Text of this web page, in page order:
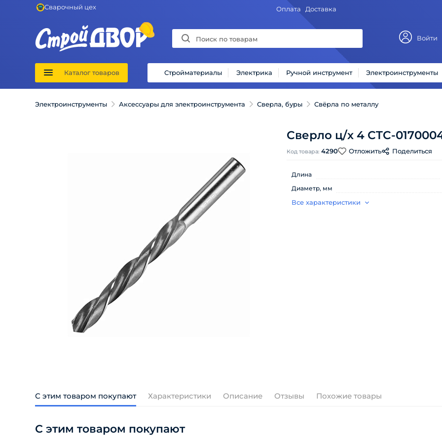
Сварочный цех Оплата Доставка
Войти
Каталог товаров Стройматериалы Электрика Ручной инструмент Электроинструменты
Электроинструменты Аксессуары для электроинструмента Сверла, буры Свёрла по металлу
Сверло ц/х 4 СTC-
Код товара: 4290 Отложить Поделиться
Длина
Диаметр, мм
Все характеристики
С этим товаром покупают Характеристики Описание Отзывы Похожие товары
С этим товаром покупают